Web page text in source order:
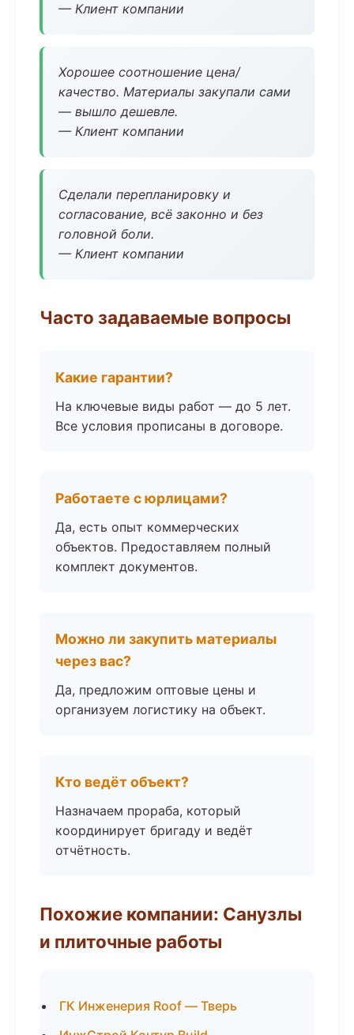
— Клиент компании
Хорошее соотношение цена/
качество. Материалы закупали сами
— вышло дешевле.
— Клиент компании
Сделали перепланировку и
согласование, всё законно и без
головной боли.
— Клиент компании
Часто задаваемые вопросы
Какие гарантии?
На ключевые виды работ — до 5 лет.
Все условия прописаны в договоре.
Работаете с юрлицами?
Да, есть опыт коммерческих
объектов. Предоставляем полный
комплект документов.
Можно ли закупить материалы
через вас?
Да, предложим оптовые цены и
организуем логистику на объект.
Кто ведёт объект?
Назначаем прораба, который
координирует бригаду и ведёт
отчётность.
Похожие компании: Санузлы
и плиточные работы
ГК Инженерия Roof — Тверь